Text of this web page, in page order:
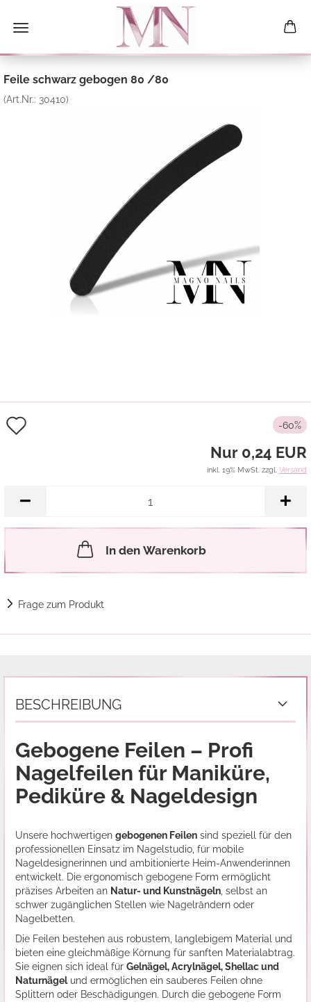
Feile schwarz gebogen 80 /80
(Art.Nr.: 30410)
-60%
Nur 0,24 EUR
inkl. 19% MwSt. zzgl. Versand
In den Warenkorb
Frage zum Produkt
BESCHREIBUNG
Gebogene Feilen – Profi
Nagelfeilen für Maniküre,
Pediküre & Nageldesign
Unsere hochwertigen gebogenen Feilen sind speziell für den
professionellen Einsatz im Nagelstudio, für mobile
Nageldesignerinnen und ambitionierte Heim-Anwenderinnen
entwickelt. Die ergonomisch gebogene Form ermöglicht
präzises Arbeiten an Natur- und Kunstnägeln , selbst an
schwer zugänglichen Stellen wie Nagelrändern oder
Nagelbetten.
Die Feilen bestehen aus robustem, langlebigem Material und
bieten eine gleichmäßige Körnung für sanften Materialabtrag.
Sie eignen sich ideal für Gelnägel, Acrylnägel, Shellac und
Naturnägelund ermöglichen ein sauberes Feilen ohne
Splittern oder Beschädigungen. Durch die gebogene Form